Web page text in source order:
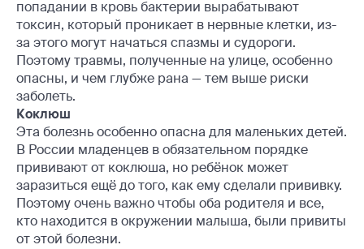
попадании в кровь бактерии вырабатывают
токсин, который проникает в нервные клетки, из-
за этого могут начаться спазмы и судороги.
Поэтому травмы, полученные на улице, особенно
опасны, и чем глубже рана — тем выше риски
заболеть.
Коклюш
Эта болезнь особенно опасна для маленьких детей.
В России младенцев в обязательном порядке
прививают от коклюша, но ребёнок может
заразиться ещё до того, как ему сделали прививку.
Поэтому очень важно чтобы оба родителя и все,
кто находится в окружении малыша, были привиты
от этой болезни.